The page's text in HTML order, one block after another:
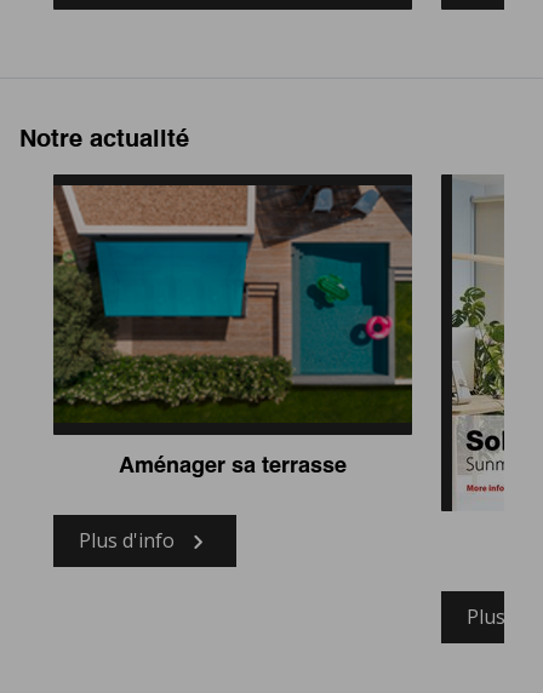
Notre actualité
Aménager sa terrasse
Plus d'info
Plus